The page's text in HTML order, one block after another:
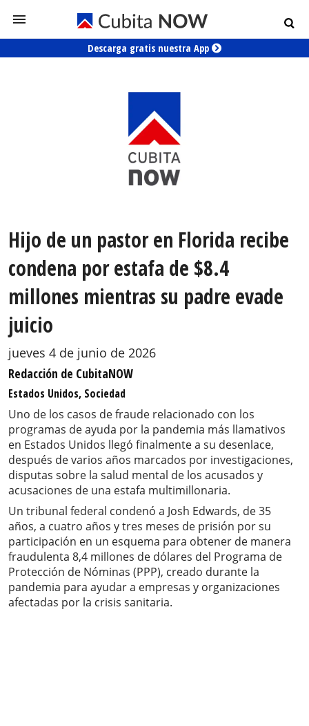
Descarga gratis nuestra App
Hijo de un pastor en Florida recibe
condena por estafa de $8.4
millones mientras su padre evade
juicio
jueves 4 de junio de 2026
Redacción de CubitaNOW
Estados Unidos, Sociedad
Uno de los casos de fraude relacionado con los
programas de ayuda por la pandemia más llamativos
en Estados Unidos llegó finalmente a su desenlace,
después de varios años marcados por investigaciones,
disputas sobre la salud mental de los acusados y
acusaciones de una estafa multimillonaria.
Un tribunal federal condenó a Josh Edwards, de 35
años, a cuatro años y tres meses de prisión por su
participación en un esquema para obtener de manera
fraudulenta 8,4 millones de dólares del Programa de
Protección de Nóminas (PPP), creado durante la
pandemia para ayudar a empresas y organizaciones
afectadas por la crisis sanitaria.